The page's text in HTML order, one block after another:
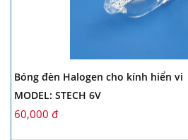
Bóng đèn Halogen cho kính hiển vi
MODEL: STECH 6V
60,000 đ